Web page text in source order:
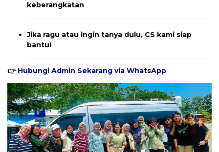
keberangkatan
Jika ragu atau ingin tanya dulu, CS kami siap
bantu!
👉 Hubungi Admin Sekarang via WhatsApp